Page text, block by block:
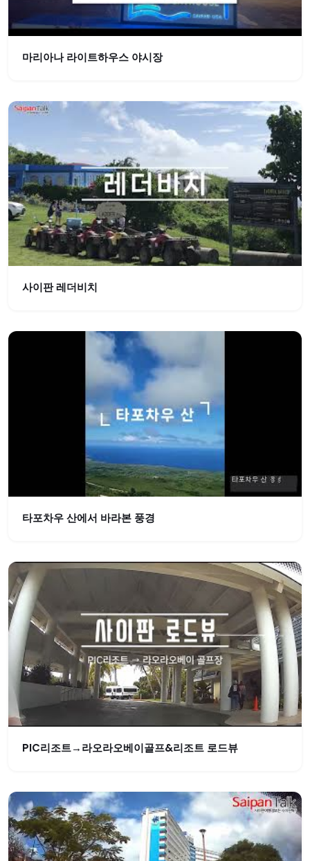
마리아나 라이트하우스 야시장
사이판 레더비치
타포차우 산에서 바라본 풍경
PIC리조트→라오라오베이골프&리조트 로드뷰